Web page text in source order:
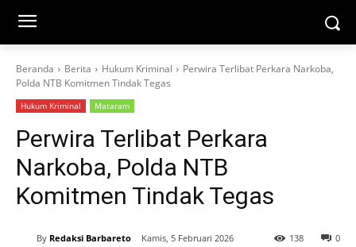
Beranda Berita Hukum Kriminal
Perwira Terlibat Perkara Narkoba,
Polda NTB Komitmen Tindak Tegas
Hukum Kriminal Mataram
Perwira Terlibat Perkara
Narkoba, Polda NTB
Komitmen Tindak Tegas
By Redaksi Barbareto Kamis, 5 Februari 2026 0
138